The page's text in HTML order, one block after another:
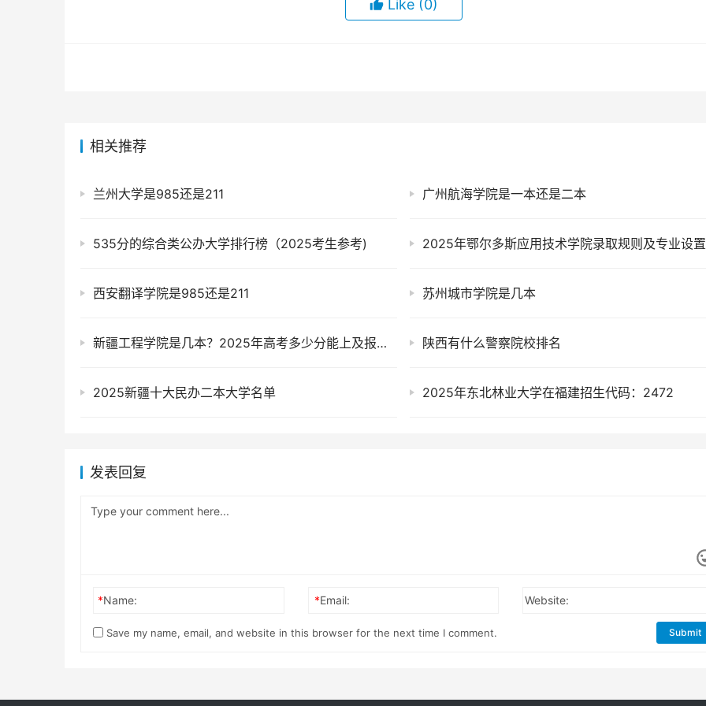
Like (0)
相关推荐
兰州大学是985还是211 广州航海学院是一本还是二本
535分的综合类公办大学排行榜（2025考生参考) 2025年鄂尔多斯应用技术学院录取规则及专业设置
西安翻译学院是985还是211 苏州城市学院是几本
新疆工程学院是几本？2025年高考多少分能上及报考建议 陕西有什么警察院校排名
2025新疆十大民办二本大学名单 2025年东北林业大学在福建招生代码：2472
发表回复
*Name: *Email: Website:
Save my name, email, and website in this browser for the next time I comment. Submit